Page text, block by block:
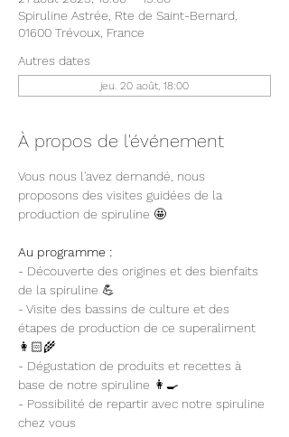
Spiruline Astrée, Rte de Saint-Bernard,
01600 Trévoux, France
Autres dates
jeu. 20 août, 18:00
À propos de l'événement
Vous nous l'avez demandé, nous
proposons des visites guidées de la
production de spiruline 🤩
Au programme :
- Découverte des origines et des bienfaits
de la spiruline 💪
- Visite des bassins de culture et des
étapes de production de ce superaliment
👩🏻‍🌾
- Dégustation de produits et recettes à
base de notre spiruline 👩‍🍳
- Possibilité de repartir avec notre spiruline
chez vous